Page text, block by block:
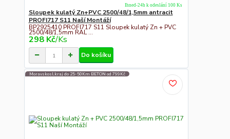
Sloupek kulatý Zn+PVC 2500/48/1,5mm antracit
PROFI717 S11 Naší Montáží
BP2925410 PROFI717 S11 Sloupek kulatý Zn + PVC
2500/48/1,5mm RAL ...
298 Kč/Ks
Ihned-24h k odeslání 100 Ks
Do košíku
Moravskosl.kraj do 25-50Km BETON od 799Kč